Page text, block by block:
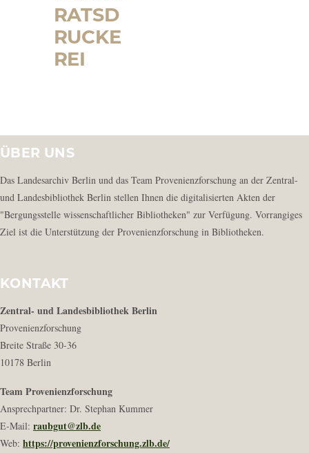
RATSD
RUCKE
REI
ÜBER UNS
Das Landesarchiv Berlin und das Team Provenienzforschung an der Zentral-
und Landesbibliothek Berlin stellen Ihnen die digitalisierten Akten der
"Bergungsstelle wissenschaftlicher Bibliotheken" zur Verfügung. Vorrangiges
Ziel ist die Unterstützung der Provenienzforschung in Bibliotheken.
KONTAKT
Zentral- und Landesbibliothek Berlin
Provenienzforschung
Breite Straße 30-36
10178 Berlin
Team Provenienzforschung
Ansprechpartner: Dr. Stephan Kummer
E-Mail: raubgut@zlb.de
Web: https://provenienzforschung.zlb.de/